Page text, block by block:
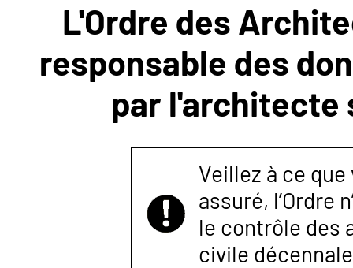
NOUS
CONTACTER
L'Ordre des
responsable des
par l'architecte
Veillez à ce
assuré, l’Ordre
le contrôle des
civile